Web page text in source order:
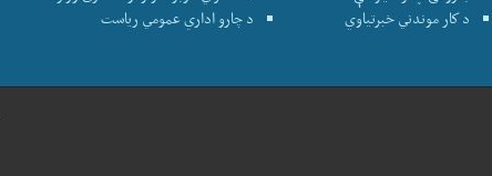
د كار موندني خبرتياوي
د چارو اداري عمومي رياست